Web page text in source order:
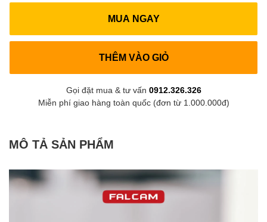
MUA NGAY
THÊM VÀO GIỎ
Gọi đặt mua & tư vấn 0912.326.326
Miễn phí giao hàng toàn quốc (đơn từ 1.000.000đ)
MÔ TẢ SẢN PHẨM